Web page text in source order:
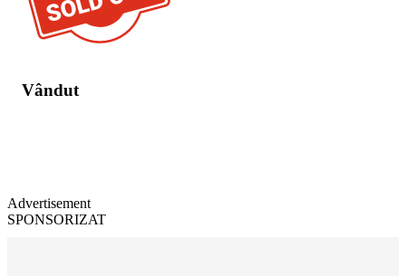
Vândut
Advertisement
SPONSORIZAT